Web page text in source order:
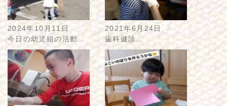
2024年10月11日
今日の幼児組の活動…
2021年6月24日
歯科健診…